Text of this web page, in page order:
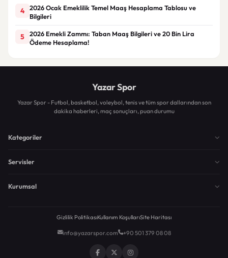
4
2026 Ocak Emeklilik Temel Maaş Hesaplama Tablosu ve
Bilgileri
5
2026 Emekli Zammı: Taban Maaş Bilgileri ve 20 Bin Lira
Ödeme Hesaplama!
Yazar Spor
Yazar Spor - Futbol, basketbol, voleybol, tenis ve tüm spor dallarından son
dakika haberleri, maç sonuçları, puan durumu
Kategoriler
Servisler
Kurumsal
Gizlilik PolitikasıKullanım KoşullarıSite Haritası
info@yazarspor.com +90 501 379 08 08